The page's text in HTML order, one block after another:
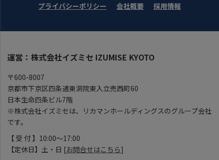
プライバシーポリシー
会社概要 採用情報
運営：株式会社イズミセ IZUMISE KYOTO
〒600-8007
京都市下京区四条通東洞院東入立売西町60
日本生命四条ビル7階
※株式会社イズミセは、リカマンホールディングスのグループ会社
です。
【 受 付 】10:00～17:00
【定休日】土・日 [お問合せはこちら]